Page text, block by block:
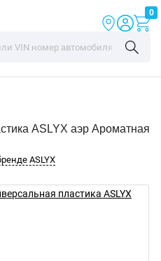
0
ASLYX аэр Ароматная
ASLYX